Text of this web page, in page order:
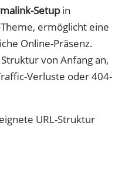
Setupin
ermöglicht eine
Online-Präsenz.
von Anfang an,
Verluste oder 404-
URL-Struktur